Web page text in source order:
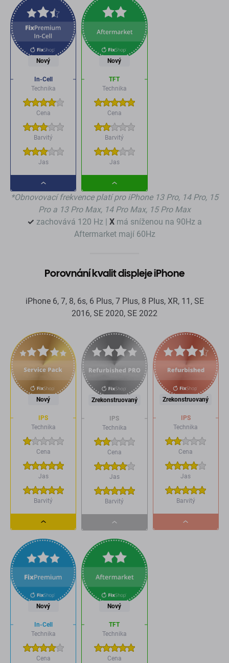
Nový
In-Cell
Technika
Cena
Barvitý
Jas
Dropdown
button
Nový
TFT
Technika
Cena
Barvitý
Jas
Dropdown
button
*Obnovovací frekvence platí pro iPhone 13 Pro, 14 Pro, 15
Pro a 13 Pro Max, 14 Pro Max, 15 Pro Max
✓ zachovává 120 Hz | X má sníženou na 90Hz a
Aftermarket mají 60Hz
Porovnání kvalit displeje iPhone
iPhone 6, 7, 8, 6s, 6 Plus, 7 Plus, 8 Plus, XR, 11, SE
2016, SE 2020, SE 2022
Nový
IPS
Technika
Cena
Jas
Barvitý
Dropdown
button
Zrekonstruovaný
IPS
Technika
Cena
Jas
Barvitý
Dropdown
button
Zrekonstruovaný
IPS
Technika
Cena
Jas
Barvitý
Dropdown
Nový
In-Cell
Technika
Cena
Nový
TFT
Technika
Cena